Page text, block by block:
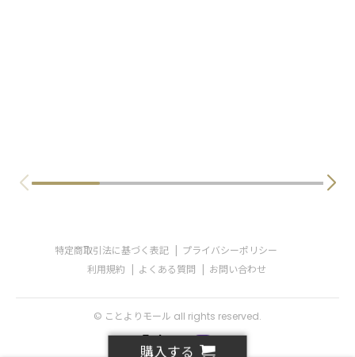
購入する
特定商取引法に基づく表記
プライバシーポリシー
利用規約
よくある質問 お問い合わせ
© ことよりモール all rights reserved.